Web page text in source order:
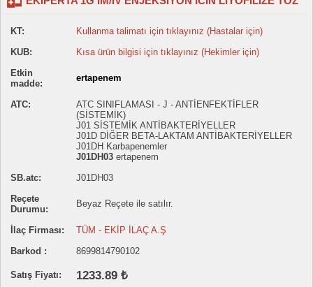
KT:
Kullanma talimatı için tıklayınız (Hastalar için)
KUB:
Kısa ürün bilgisi için tıklayınız (Hekimler için)
Etkin
madde:
ertapenem
ATC:
ATC SINIFLAMASI - J - ANTİENFEKTİFLER
(SİSTEMİK)
J01 SİSTEMİK ANTİBAKTERİYELLER
J01D DİĞER BETA-LAKTAM ANTİBAKTERİYELLER
J01DH Karbapenemler
J01DH03 ertapenem
SB.atc:
J01DH03
Reçete
Durumu:
Beyaz Reçete ile satılır.
İlaç Firması:
TÜM - EKİP İLAÇ A.Ş
Barkod :
8699814790102
Satış Fiyatı: 1233.89 ₺